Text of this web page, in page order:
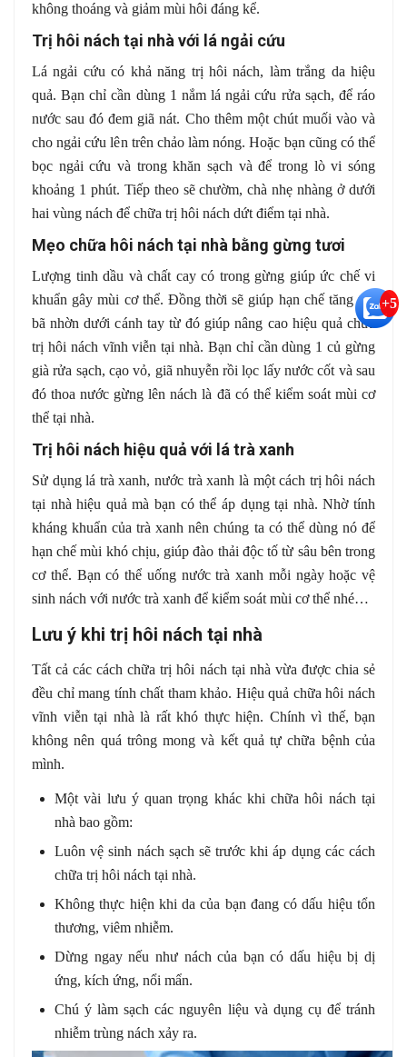
không thoáng và giảm mùi hôi đáng kể.
Trị hôi nách tại nhà với lá ngải cứu
Lá ngải cứu có khả năng trị hôi nách, làm trắng da hiệu
quả. Bạn chỉ cần dùng 1 nắm lá ngải cứu rửa sạch, để ráo
nước sau đó đem giã nát. Cho thêm một chút muối vào và
cho ngải cứu lên trên chảo làm nóng. Hoặc bạn cũng có thể
bọc ngải cứu và trong khăn sạch và để trong lò vi sóng
khoảng 1 phút. Tiếp theo sẽ chườm, chà nhẹ nhàng ở dưới
hai vùng nách để chữa trị hôi nách dứt điểm tại nhà.
Mẹo chữa hôi nách tại nhà bằng gừng tươi
Lượng tinh dầu và chất cay có trong gừng giúp ức chế vi
khuẩn gây mùi cơ thể. Đồng thời sẽ giúp hạn chế tăng tiết
bã nhờn dưới cánh tay từ đó giúp nâng cao hiệu quả chữa
trị hôi nách vĩnh viễn tại nhà. Bạn chỉ cần dùng 1 củ gừng
già rửa sạch, cạo vỏ, giã nhuyễn rồi lọc lấy nước cốt và sau
đó thoa nước gừng lên nách là đã có thể kiểm soát mùi cơ
thể tại nhà.
Trị hôi nách hiệu quả với lá trà xanh
Sử dụng lá trà xanh, nước trà xanh là một cách trị hôi nách
tại nhà hiệu quả mà bạn có thể áp dụng tại nhà. Nhờ tính
kháng khuẩn của trà xanh nên chúng ta có thể dùng nó để
hạn chế mùi khó chịu, giúp đào thải độc tố từ sâu bên trong
cơ thể. Bạn có thể uống nước trà xanh mỗi ngày hoặc vệ
sinh nách với nước trà xanh để kiểm soát mùi cơ thể nhé…
Lưu ý khi trị hôi nách tại nhà
Tất cả các cách chữa trị hôi nách tại nhà vừa được chia sẻ
đều chỉ mang tính chất tham khảo. Hiệu quả chữa hôi nách
vĩnh viễn tại nhà là rất khó thực hiện. Chính vì thế, bạn
không nên quá trông mong và kết quả tự chữa bệnh của
mình.
Một vài lưu ý quan trọng khác khi chữa hôi nách tại
nhà bao gồm:
Luôn vệ sinh nách sạch sẽ trước khi áp dụng các cách
chữa trị hôi nách tại nhà.
Không thực hiện khi da của bạn đang có dấu hiệu tổn
thương, viêm nhiễm.
Dừng ngay nếu như nách của bạn có dấu hiệu bị dị
ứng, kích ứng, nổi mẩn.
Chú ý làm sạch các nguyên liệu và dụng cụ để tránh
nhiễm trùng nách xảy ra.
+5